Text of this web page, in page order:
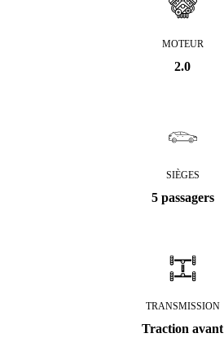
MOTEUR
2.0
SIÈGES
5 passagers
TRANSMISSION
Traction avant